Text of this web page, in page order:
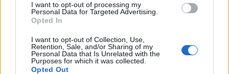
I want to opt-out of processing my
Personal Data for Targeted Advertising.
Opted In
I want to opt-out of Collection, Use,
Retention, Sale, and/or Sharing of my
Personal Data that Is Unrelated with the
Purposes for which it was collected.
Opted Out